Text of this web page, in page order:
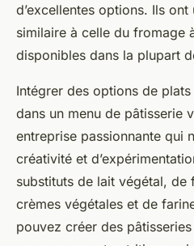
d’excellentes options. Ils
similaire à celle du fromage
disponibles dans la plupart
Intégrer des options de
dans un menu de pâtisserie
entreprise passionnante qui
créativité et
substituts de lait végétal, de
crèmes végétales et de
pouvez créer des